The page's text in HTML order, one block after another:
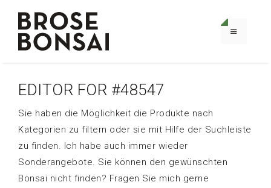
Inhalt
springen
EDITOR FOR #48547
Sie haben die Möglichkeit die Produkte nach
Kategorien zu filtern oder sie mit Hilfe der Suchleiste
zu finden. Ich habe auch immer wieder
Sonderangebote. Sie können den gewünschten
Bonsai nicht finden? Fragen Sie mich gerne